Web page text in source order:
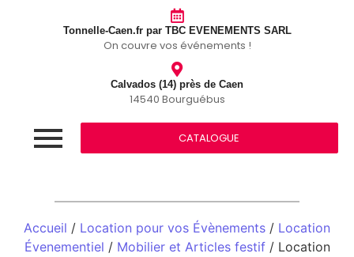
Tonnelle-Caen.fr par TBC EVENEMENTS SARL
On couvre vos événements !
Calvados (14) près de Caen
14540 Bourguébus
CATALOGUE
Accueil / Location pour vos Évènements / Location
Évenementiel / Mobilier et Articles festif/ Location